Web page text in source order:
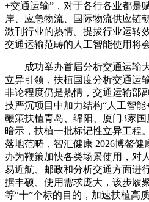
+交通运输”，对于各行各业都是
岸、应急物流、国际物流供应链
激刊行业的热情。提拔行业运转
交通运输范畴的人工智能使用将
成功举办首届分析交通运输大
立异引领，扶植国度分析交通运
非论程度仍是热情，交通运输部
技严沉项目中加力结构“人工智能
鞭策扶植青岛、绵阳、厦门3家
暗示，扶植一批标记性立异工程
落地范畴，智汇健康 2026博鳌
办为鞭策加快各类场景使用，对
易近航、邮政和分析交通方面进
据丰硕、使用需求庞大，该步履
等“十”个标的目的，加速扶植高